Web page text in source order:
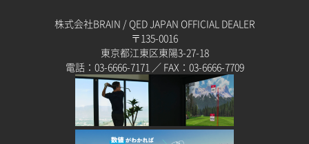
株式会社BRAIN / QED JAPAN OFFICIAL DEALER
〒135-0016
東京都江東区東陽3-27-18
電話：03-6666-7171 ／ FAX：03-6666-7709